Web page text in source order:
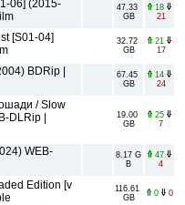
06] (2015-
47.33
GB
18
21
[S01-04]
32.72
GB
21
17
BDRip |
67.45
GB
14
24
/ Slow
DLRip |
19.00
GB
25
7
WEB-
8.17 G
B
47
4
Edition [v
116.61
GB
0 0